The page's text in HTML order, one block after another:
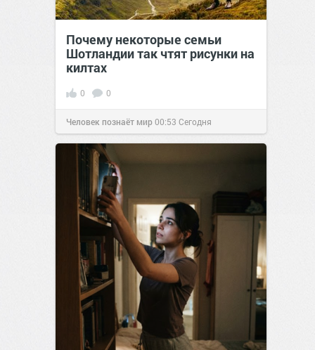
Почему некоторые семьи
Шотландии так чтят рисунки на
килтах
0 0
Человек познаёт мир00:53 Сегодня